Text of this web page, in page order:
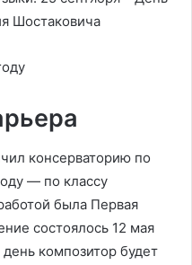
консерваторию по
— по классу
была Первая
состоялось 12 мая
день композитор будет